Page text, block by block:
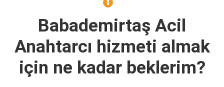
Babademirtaş Acil
Anahtarcı hizmeti almak
için ne kadar beklerim?